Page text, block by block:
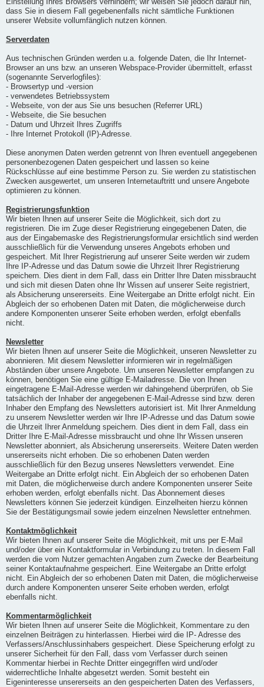
Einstellung Ihres Browsers verhindern; wir weisen Sie jedoch darauf hin,
dass Sie in diesem Fall gegebenenfalls nicht sämtliche Funktionen
unserer Website vollumfänglich nutzen können.
Serverdaten
Aus technischen Gründen werden u.a. folgende Daten, die Ihr Internet-
Browser an uns bzw. an unseren Webspace-Provider übermittelt, erfasst
(sogenannte Serverlogfiles):
- Browsertyp und -version
- verwendetes Betriebssystem
- Webseite, von der aus Sie uns besuchen (Referrer URL)
- Webseite, die Sie besuchen
- Datum und Uhrzeit Ihres Zugriffs
- Ihre Internet Protokoll (IP)-Adresse.
Diese anonymen Daten werden getrennt von Ihren eventuell angegebenen
personenbezogenen Daten gespeichert und lassen so keine
Rückschlüsse auf eine bestimme Person zu. Sie werden zu statistischen
Zwecken ausgewertet, um unseren Internetauftritt und unsere Angebote
optimieren zu können.
Registrierungsfunktion
Wir bieten Ihnen auf unserer Seite die Möglichkeit, sich dort zu
registrieren. Die im Zuge dieser Registrierung eingegebenen Daten, die
aus der Eingabemaske des Registrierungsformular ersichtlich sind werden
ausschließlich für die Verwendung unseres Angebots erhoben und
gespeichert. Mit Ihrer Registrierung auf unserer Seite werden wir zudem
Ihre IP-Adresse und das Datum sowie die Uhrzeit Ihrer Registrierung
speichern. Dies dient in dem Fall, dass ein Dritter Ihre Daten missbraucht
und sich mit diesen Daten ohne Ihr Wissen auf unserer Seite registriert,
als Absicherung unsererseits. Eine Weitergabe an Dritte erfolgt nicht. Ein
Abgleich der so erhobenen Daten mit Daten, die möglicherweise durch
andere Komponenten unserer Seite erhoben werden, erfolgt ebenfalls
nicht.
Newsletter
Wir bieten Ihnen auf unserer Seite die Möglichkeit, unseren Newsletter zu
abonnieren. Mit diesem Newsletter informieren wir in regelmäßigen
Abständen über unsere Angebote. Um unseren Newsletter empfangen zu
können, benötigen Sie eine gültige E-Mailadresse. Die von Ihnen
eingetragene E-Mail-Adresse werden wir dahingehend überprüfen, ob Sie
tatsächlich der Inhaber der angegebenen E-Mail-Adresse sind bzw. deren
Inhaber den Empfang des Newsletters autorisiert ist. Mit Ihrer Anmeldung
zu unserem Newsletter werden wir Ihre IP-Adresse und das Datum sowie
die Uhrzeit Ihrer Anmeldung speichern. Dies dient in dem Fall, dass ein
Dritter Ihre E-Mail-Adresse missbraucht und ohne Ihr Wissen unseren
Newsletter abonniert, als Absicherung unsererseits. Weitere Daten werden
unsererseits nicht erhoben. Die so erhobenen Daten werden
ausschließlich für den Bezug unseres Newsletters verwendet. Eine
Weitergabe an Dritte erfolgt nicht. Ein Abgleich der so erhobenen Daten
mit Daten, die möglicherweise durch andere Komponenten unserer Seite
erhoben werden, erfolgt ebenfalls nicht. Das Abonnement dieses
Newsletters können Sie jederzeit kündigen. Einzelheiten hierzu können
Sie der Bestätigungsmail sowie jedem einzelnen Newsletter entnehmen.
Kontaktmöglichkeit
Wir bieten Ihnen auf unserer Seite die Möglichkeit, mit uns per E-Mail
und/oder über ein Kontaktformular in Verbindung zu treten. In diesem Fall
werden die vom Nutzer gemachten Angaben zum Zwecke der Bearbeitung
seiner Kontaktaufnahme gespeichert. Eine Weitergabe an Dritte erfolgt
nicht. Ein Abgleich der so erhobenen Daten mit Daten, die möglicherweise
durch andere Komponenten unserer Seite erhoben werden, erfolgt
ebenfalls nicht.
Kommentarmöglichkeit
Wir bieten Ihnen auf unserer Seite die Möglichkeit, Kommentare zu den
einzelnen Beiträgen zu hinterlassen. Hierbei wird die IP- Adresse des
Verfassers/Anschlussinhabers gespeichert. Diese Speicherung erfolgt zu
unserer Sicherheit für den Fall, dass vom Verfasser durch seinen
Kommentar hierbei in Rechte Dritter eingegriffen wird und/oder
widerrechtliche Inhalte abgesetzt werden. Somit besteht ein
Eigeninteresse unsererseits an den gespeicherten Daten des Verfassers,